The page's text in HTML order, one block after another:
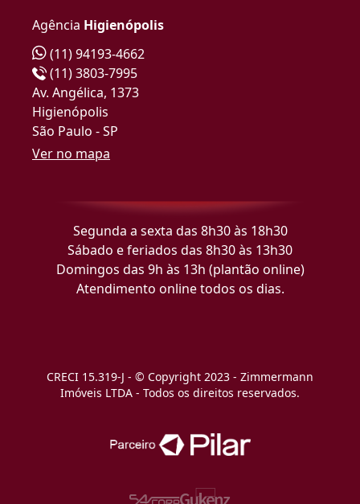
Agência Higienópolis
(11) 94193-4662
(11) 3803-7995
Av. Angélica, 1373
Higienópolis
São Paulo - SP
Ver no mapa
Segunda a sexta das 8h30 às 18h30
Sábado e feriados das 8h30 às 13h30
Domingos das 9h às 13h (plantão online)
Atendimento online todos os dias.
CRECI 15.319-J - © Copyright 2023 - Zimmermann
Imóveis LTDA - Todos os direitos reservados.